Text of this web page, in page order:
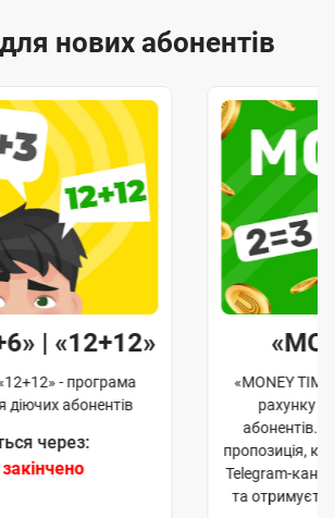
для нових абонентів
| «12+12»
- програма
діючих абонентів
через:
«MONEY
рахунку
абонентів.
пропозиція,
Telegram-
та